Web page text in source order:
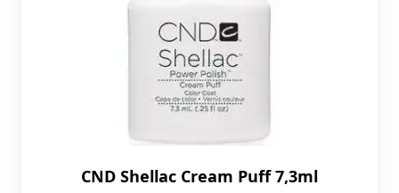
CND Shellac Cream Puff 7,3ml